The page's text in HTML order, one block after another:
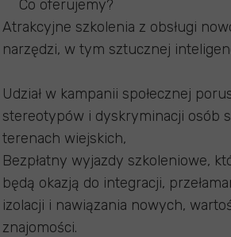
Co oferujemy?
Atrakcyjne szkolenia z obsługi
narzędzi, w tym sztucznej
Udział w kampanii społecznej
stereotypów i dyskryminacji osób
terenach wiejskich,
Bezpłatny wyjazdy szkoleniowe,
będą okazją do integracji,
izolacji i nawiązania nowych,
znajomości.